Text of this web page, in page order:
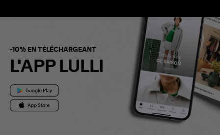
-10% EN TÉLÉCHARGEANT
L'APP LULLI